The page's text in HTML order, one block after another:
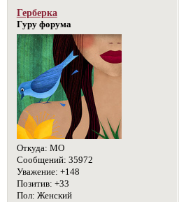
Герберка
Гуру форума
Откуда: МО
Сообщений: 35972
Уважение: +148
Позитив: +33
Пол: Женский